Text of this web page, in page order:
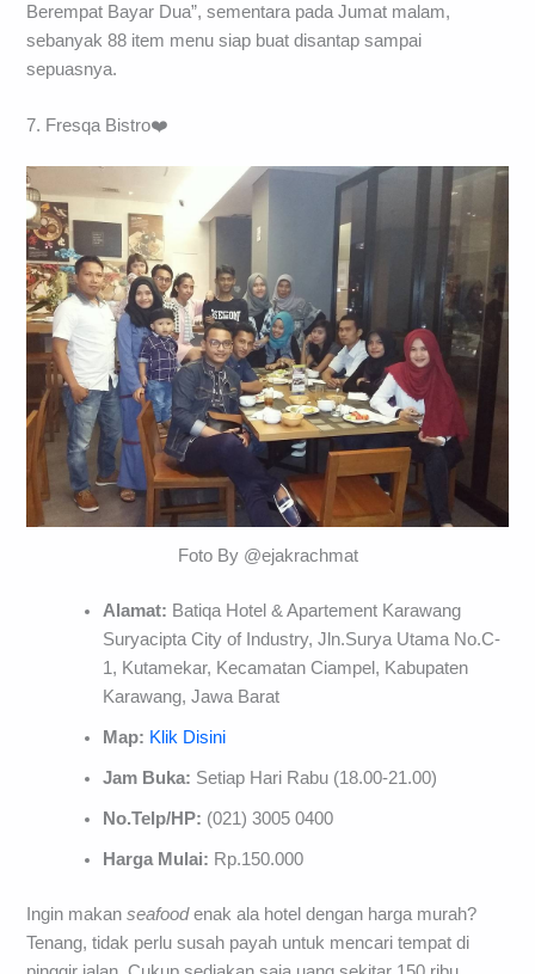
Berempat Bayar Dua”, sementara pada Jumat malam,
sebanyak 88 item menu siap buat disantap sampai
sepuasnya.
7. Fresqa Bistro❤️
Foto By @ejakrachmat
Alamat: Batiqa Hotel & Apartement Karawang
Suryacipta City of Industry, Jln.Surya Utama No.C-
1, Kutamekar, Kecamatan Ciampel, Kabupaten
Karawang, Jawa Barat
Map: Klik Disini
Jam Buka: Setiap Hari Rabu (18.00-21.00)
No.Telp/HP: (021) 3005 0400
Harga Mulai: Rp.150.000
Ingin makanseafoodenak ala hotel dengan harga murah?
Tenang, tidak perlu susah payah untuk mencari tempat di